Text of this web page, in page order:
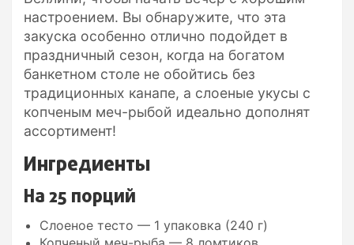
настроением. Вы обнаружите, что эта
закуска особенно отлично подойдет в
праздничный сезон, когда на богатом
банкетном столе не обойтись без
традиционных канапе, а слоеные укусы с
копченым меч-рыбой идеально дополнят
ассортимент!
Ингредиенты
На 25 порций
Слоеное тесто — 1 упаковка (240 г)